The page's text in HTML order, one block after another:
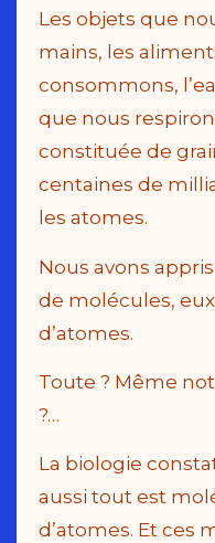
Les objets que
mains, les
consommons,
que nous
constituée de
centaines de
les atomes.
Nous avons
de molécules,
d’atomes.
Toute ? Même
?…
La biologie
aussi tout est
d’atomes. Et ces